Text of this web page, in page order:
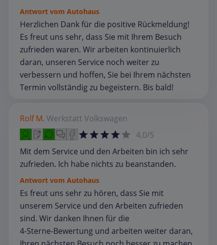
Antwort vom Autohaus
Herzlichen Dank für die positive Rückmeldung!
Es freut uns sehr, dass Sie mit Ihrem Besuch
zufrieden waren. Wir arbeiten kontinuierlich
daran, unseren Service noch weiter zu
verbessern und hoffen, Sie bei Ihrem nächsten
Termin vollständig zu begeistern. Bis bald!
Rolf M. Werkstatt Volkswagen
4,0/5
Mit dem Service und den Arbeiten bin ich sehr
zufrieden. Ich habe nichts zu beanstanden.
Antwort vom Autohaus
Es freut uns sehr zu hören, dass Sie mit
unserem Service und den Arbeiten zufrieden
sind. Wir danken Ihnen für die
4‑Sterne‑Bewertung und arbeiten weiter daran,